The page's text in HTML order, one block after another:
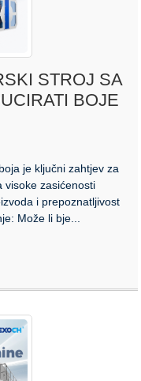
STROJ SA
BOJE
je ključni zahtjev za
visoke zasićenosti
i prepoznatljivost
Može li bje...